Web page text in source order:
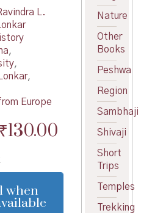
L.
Lonkar
,
,
,
Europe
Original
₹130.00Current
is:
₹130.00.
when
Nature
Other
Books
Peshwa
Region
Sambhaji
Shivaji
Short
Trips
Temples
Trekking